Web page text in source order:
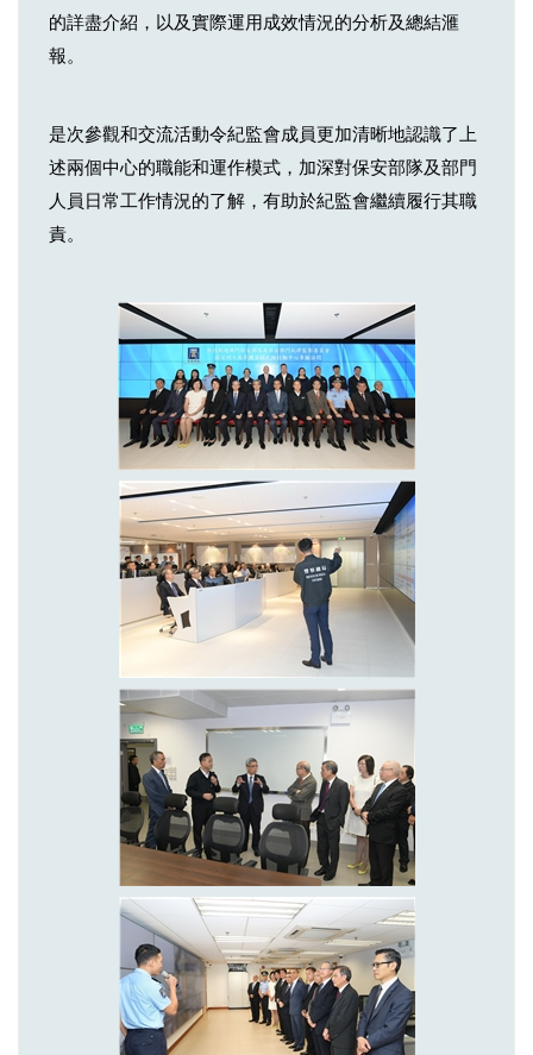
的詳盡介紹，以及實際運用成效情況的分析及總結滙
報。
是次參觀和交流活動令紀監會成員更加清晰地認識了上
述兩個中心的職能和運作模式，加深對保安部隊及部門
人員日常工作情況的了解，有助於紀監會繼續履行其職
責。